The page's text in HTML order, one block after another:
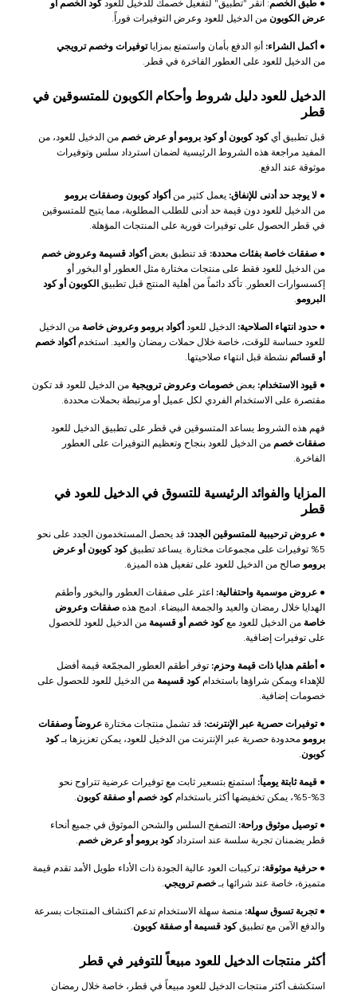
● طبق الخصم: انقر "تطبيق" لتفعيل خصمك للدخيل للعود كود الخصم أو
عرض الكوبون من الدخيل للعود وعرض التوفيرات فوراً.
● أكمل الشراء: أنهِ الدفع بأمان واستمتع بمزاياتوفيرات وخصم ترويجي
من الدخيل للعود على العطور الفاخرة في قطر.
الدخيل للعود دليل شروط وأحكام الكوبون للمتسوقين في
قطر
قبل تطبيق أيكود كوبون أو كود برومو أو عرض خصم من الدخيل للعود، من
المفيد مراجعة هذه الشروط الرئيسية لضمان استرداد سلس وتوفيرات
موثوقة عند الدفع.
● لا يوجد حد أدنى للإنفاق: يعمل كثير من أكواد كوبون وصفقات برومو
من الدخيل للعود دون قيمة حد أدنى للطلب المطلوبة، مما يتيح للمتسوقين
في قطر الحصول على توفيرات فورية على المنتجات المؤهلة.
● صفقات خاصة بفئات محددة: قد تنطبق بعض أكواد قسيمة وعروض خصم
من الدخيل للعود فقط على منتجات مختارة مثل العطور أو البخور أو
إكسسوارات العطور. تأكد دائماً من أهلية المنتج قبل تطبيق
الكوبون أو كود
البرومو
● حدود انتهاء الصلاحية: الدخيل للعود أكواد برومو وعروض خاصة من الدخيل
للعود حساسة للوقت، خاصة خلال حملات رمضان والعيد. استخدم أكواد خصم
أو قسائم نشطة قبل انتهاء صلاحيتها.
● قيود الاستخدام: بعض خصومات وعروض ترويجية من الدخيل للعود قد تكون
مقتصرة على الاستخدام الفردي لكل عميل أو مرتبطة بحملات محددة.
فهم هذه الشروط يساعد المتسوقين في قطر على تطبيق الدخيل للعود
صفقات خصم من الدخيل للعود بنجاح وتعظيم التوفيرات على العطور
الفاخرة.
المزايا والفوائد الرئيسية للتسوق في الدخيل للعود في
قطر
● عروض ترحيبية للمتسوقين الجدد: قد يحصل المستخدمون الجدد على نحو
5% توفيرات على مجموعات مختارة. يساعد تطبيق
كود كوبون أو عرض
برومو صالح من الدخيل للعود على تفعيل هذه الميزة.
● عروض موسمية واحتفالية:
اعثر على صفقات العطور والبخور وأطقم
الهدايا خلال رمضان والعيد والجمعة البيضاء. ادمج هذه صفقات وعروض
خاصة من الدخيل للعود معكود خصم أو قسيمة من الدخيل للعود للحصول
على توفيرات إضافية.
● أطقم هدايا ذات قيمة وحزم: توفر أطقم العطور المجمّعة قيمة أفضل
للإهداء ويمكن شراؤها باستخدامكود قسيمة من الدخيل للعود للحصول على
خصومات إضافية.
●توفيرات حصرية عبر الإنترنت: قد تشمل منتجات مختارة عروضاً وصفقات
برومو محدودة حصرية عبر الإنترنت من الدخيل للعود، يمكن تعزيزها بـكود
كوبون
● قيمة ثابتة يومياً:
استمتع بتسعير ثابت مع توفيرات عرضية تتراوح نحو
3%-5%، يمكن تخفيضها أكثر باستخدام
كود خصم أو صفقة كوبون
●توصيل موثوق وراحة:
التصفح السلس والشحن الموثوق في جميع أنحاء
قطر يضمنان تجربة سلسة عند استردادكود برومو أو عرض خصم
● حرفية موثوقة: تركيبات العود عالية الجودة ذات الأداء طويل الأمد تقدم قيمة
متميزة، خاصة عند شرائها بـ خصم ترويجي
●تجربة تسوق سهلة: منصة سهلة الاستخدام تدعم اكتشاف المنتجات بسرعة
والدفع الآمن مع تطبيقكود قسيمة أو صفقة كوبون
أكثر منتجات الدخيل للعود مبيعاً للتوفير في قطر
استكشف أكثر منتجات الدخيل للعود مبيعاً في قطر، خاصة خلال رمضان